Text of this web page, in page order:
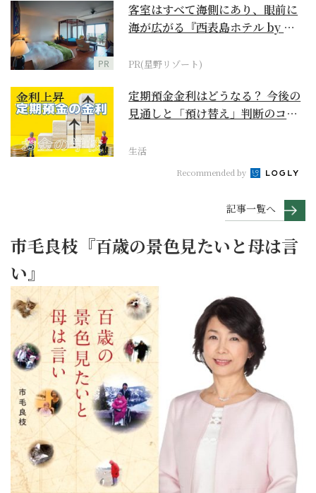
PR
客室はすべて海側にあり、眼前に
海が広がる『西表島ホテル by 星
PR(星野リゾート)
定期預金金利はどうなる？ 今後の
見通しと「預け替え」判断のコツ
生活
Recommended by
記事一覧へ
市毛良枝『百歳の景色見たいと母は言
い』